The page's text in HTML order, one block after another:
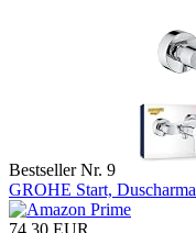
Bestseller Nr. 9
GROHE Start,
74,30 EUR